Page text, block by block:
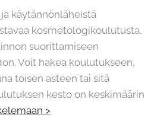
käytännönläheistä
kosmetologikoulutusta,
suorittamiseen
Voit hakea koulutukseen,
toisen asteen tai sitä
kesto on keskimäärin
>